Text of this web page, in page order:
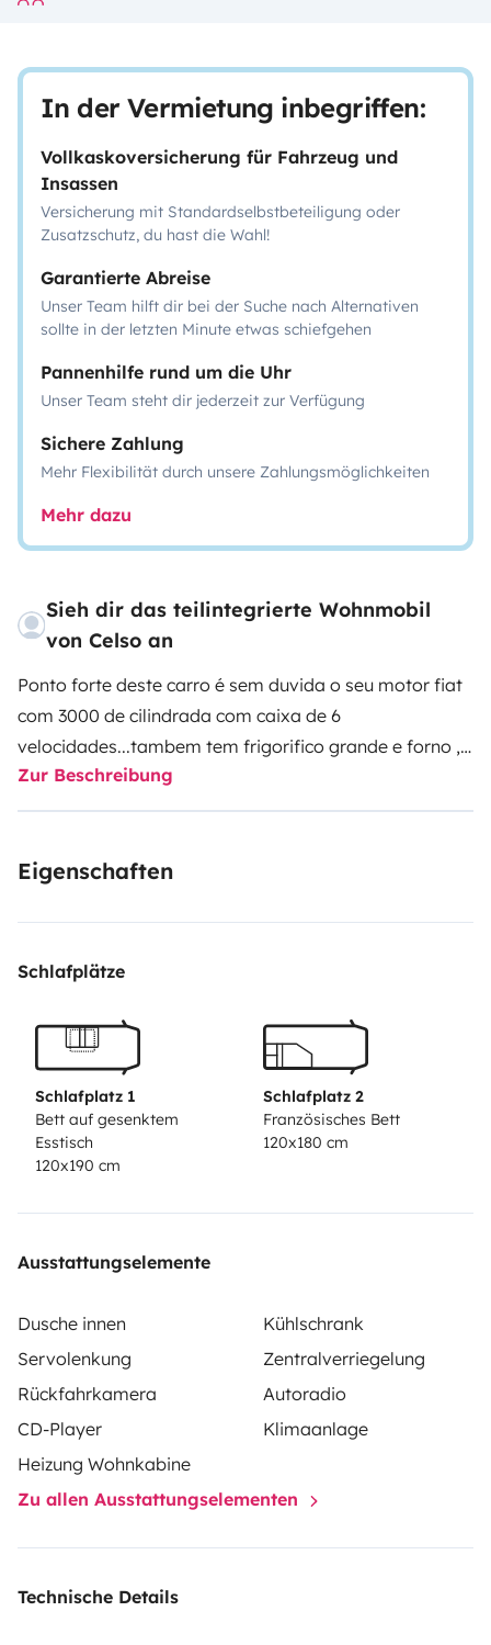
In der Vermietung inbegriffen:
Vollkaskoversicherung für Fahrzeug und
Insassen
Versicherung mit Standardselbstbeteiligung oder
Zusatzschutz, du hast die Wahl!
Garantierte Abreise
Unser Team hilft dir bei der Suche nach Alternativen
sollte in der letzten Minute etwas schiefgehen
Pannenhilfe rund um die Uhr
Unser Team steht dir jederzeit zur Verfügung
Sichere Zahlung
Mehr Flexibilität durch unsere Zahlungsmöglichkeiten
Mehr dazu
Sieh dir das teilintegrierte Wohnmobil
von Celso an
Ponto forte deste carro é sem duvida o seu motor fiat
com 3000 de cilindrada com caixa de 6
velocidades...tambem tem frigorifico grande e forno ,
duche separado da sanita e aquecimento central na
cabine.
Zur Beschreibung
Eigenschaften
Schlafplätze
Schlafplatz 1
Bett auf gesenktem
Esstisch
120x190 cm
Schlafplatz 2
Französisches Bett
120x180 cm
Ausstattungselemente
Dusche innen
Kühlschrank
Servolenkung
Zentralverriegelung
Rückfahrkamera
Autoradio
CD-Player
Klimaanlage
Heizung Wohnkabine
Zu allen Ausstattungselementen
Technische Details